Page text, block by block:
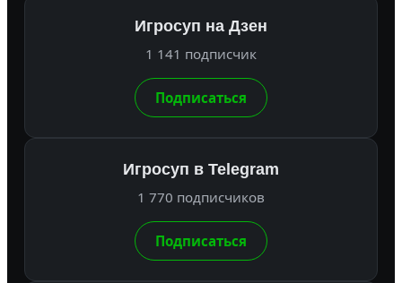
Игросуп на Дзен
1 141 подписчик
Подписаться
Игросуп в Telegram
1 770 подписчиков
Подписаться